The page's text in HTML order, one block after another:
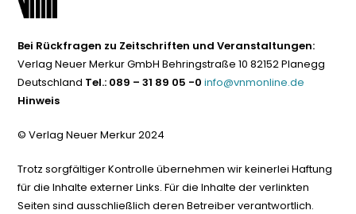
Bei Rückfragen zu Zeitschriften und Veranstaltungen:
Verlag Neuer Merkur GmbH Behringstraße 10 82152 Planegg
Deutschland Tel.: 089 – 31 89 05 -0 info@vnmonline.de
Hinweis
© Verlag Neuer Merkur 2024
Trotz sorgfältiger Kontrolle übernehmen wir keinerlei Haftung
für die Inhalte externer Links. Für die Inhalte der verlinkten
Seiten sind ausschließlich deren Betreiber verantwortlich.